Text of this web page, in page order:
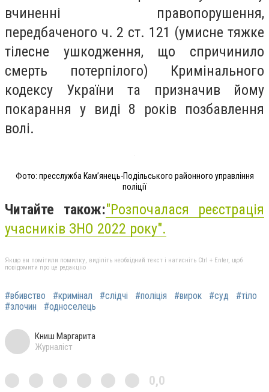
вчиненні правопорушення,
передбаченого ч. 2 ст. 121 (умисне тяжке
тілесне ушкодження, що спричинило
смерть потерпілого) Кримінального
кодексу України та призначив йому
покарання у виді 8 років позбавлення
волі.
Фото: пресслужба Кам’янець-Подільського районного управління
поліції
Читайте також:"Розпочалася реєстрація
учасників ЗНО 2022 року".
Якщо ви помітили помилку, виділіть необхідний текст і натисніть Ctrl + Enter, щоб
повідомити про це редакцію
#вбивство #кримінал #слідчі #поліція #вирок #суд
#тіло
#злочин
#односелець
Книш Маргарита
Журналіст
0,0